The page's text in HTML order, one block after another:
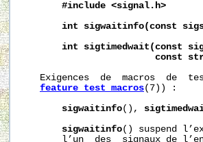
#include <signal.h>
int
sigwaitinfo(const
int
sigtimedwait(const
const
Exigences  de  macros  de
feature_test_macros(7)) :
sigwaitinfo(),
sigwaitinfo() suspend
l’un  des  signaux de